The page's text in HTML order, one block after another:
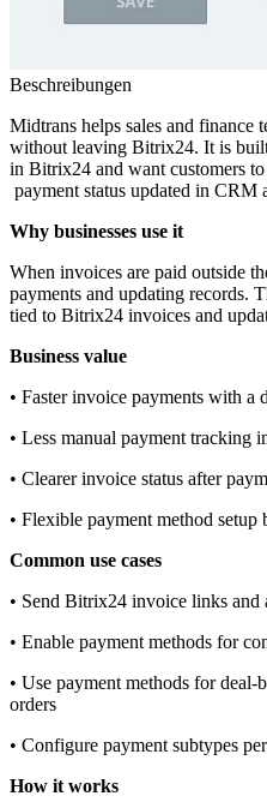
Beschreibungen
Midtrans helps sales and finance
without leaving Bitrix24. It is
in Bitrix24 and want customers
payment status updated in CRM
Why businesses use it
When invoices are paid outside
payments and updating records.
tied to Bitrix24 invoices and
Business value
• Faster invoice payments with a
• Less manual payment tracking
• Clearer invoice status after
• Flexible payment method setup
Common use cases
• Send Bitrix24 invoice links and
• Enable payment methods for
• Use payment methods for
orders
• Configure payment subtypes
How it works